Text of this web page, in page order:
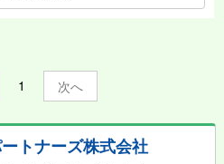
1 次
トナーズ株式会社